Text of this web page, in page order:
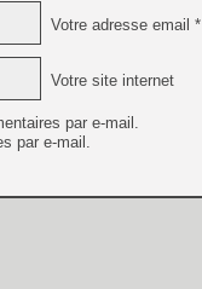
Votre adresse email *
Votre site internet
par e-mail.
par e-mail.